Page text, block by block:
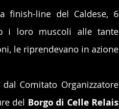
finish-line del Caldese, 6
i loro muscoli alle tante
le riprendevano in azione
Comitato Organizzatore
del Borgo di Celle Relais